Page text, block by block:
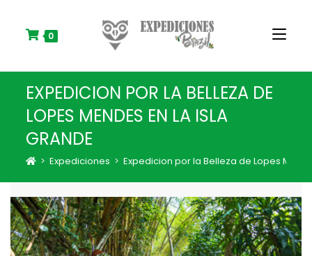
t
0
EXPEDICION POR LA BELLEZA DE
LOPES MENDES EN LA ISLA
GRANDE
> Expediciones > Expedicion por la Belleza de Lopes